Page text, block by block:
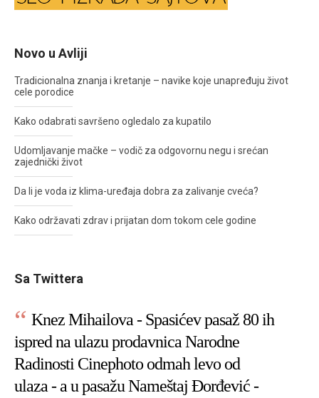
Novo u Avliji
Tradicionalna znanja i kretanje – navike koje unapređuju život
cele porodice
Kako odabrati savršeno ogledalo za kupatilo
Udomljavanje mačke – vodič za odgovornu negu i srećan
zajednički život
Da li je voda iz klima-uređaja dobra za zalivanje cveća?
Kako održavati zdrav i prijatan dom tokom cele godine
Sa Twittera
Knez Mihailova - Spasićev pasaž 80 ih
ispred na ulazu prodavnica Narodne
Radinosti Cinephoto odmah levo od
ulaza - a u pasažu Nameštaj Đorđević -